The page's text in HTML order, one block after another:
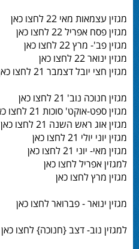
מגזין עצמאות מאי 22 לחצו כאן
מגזין פסח אפריל 22 לחצו כאן
מגזין פב'- מרץ 22 לחצו כאן
מגזין ינואר 22 לחצו כאן
מגזין חצי יובל דצמבר 21 לחצו כאן
מגזין חנוכה נוב' 21 לחצו כאן
מגזין ספט-אוקט' סוכות 21 לחצו כאן
מגזין אוג ראש השנה 21 לחצו כאן
מגזין יוני יולי 21 לחצו כאן
מגזין מאי- יוני 21 לחצו כאן
למגזין אפריל לחצו כאן
מגזין מרץ לחצו כאן
מגזין ינואר - פברואר לחצו כאן
למגזין נוב- דצב {חנוכה} לחצו כאן